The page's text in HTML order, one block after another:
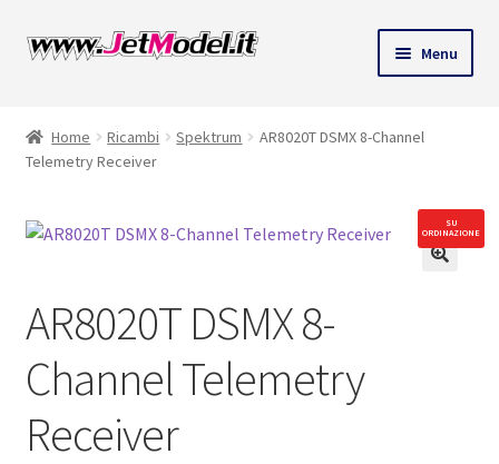
Vai
alla
Vai
Menu
Home Ricambi Spektrum
AR8020T DSMX 8-Channel
Telemetry Receiver
SU
ORDINAZIONE
AR8020T DSMX 8-
Channel Telemetry
Receiver